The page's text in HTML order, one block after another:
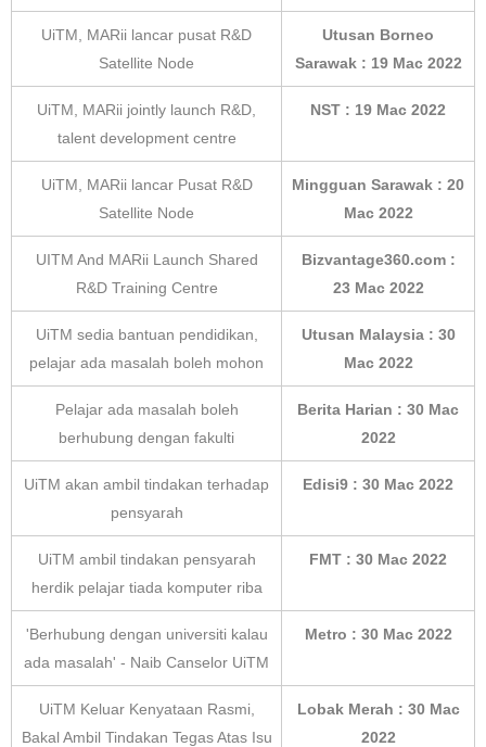
UiTM, MARii lancar pusat R&D
Satellite Node
Utusan Borneo
Sarawak : 19 Mac 2022
UiTM, MARii jointly launch R&D,
talent development centre
NST : 19 Mac 2022
UiTM, MARii lancar Pusat R&D
Satellite Node
Mingguan Sarawak : 20
Mac 2022
UITM And MARii Launch Shared
R&D Training Centre
Bizvantage360.com :
23 Mac 2022
UiTM sedia bantuan pendidikan,
pelajar ada masalah boleh mohon
Utusan Malaysia : 30
Mac 2022
Pelajar ada masalah boleh
berhubung dengan fakulti
Berita Harian : 30 Mac
2022
UiTM akan ambil tindakan terhadap
pensyarah
Edisi9 : 30 Mac 2022
UiTM ambil tindakan pensyarah
herdik pelajar tiada komputer riba
FMT : 30 Mac 2022
'Berhubung dengan universiti kalau
ada masalah' - Naib Canselor UiTM
Metro : 30 Mac 2022
UiTM Keluar Kenyataan Rasmi,
Bakal Ambil Tindakan Tegas Atas Isu
Lobak Merah : 30 Mac
2022